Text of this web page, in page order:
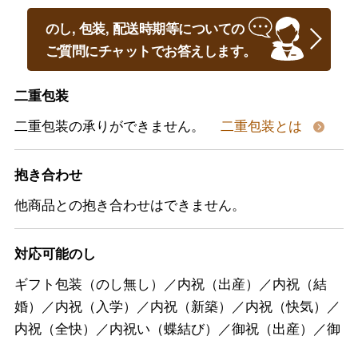
のし, 包装, 配送時期等についての
ご質問にチャットでお答えします。
二重包装
二重包装の承りができません。
二重包装とは
抱き合わせ
他商品との抱き合わせはできません。
対応可能のし
ギフト包装（のし無し）／内祝（出産）／内祝（結
婚）／内祝（入学）／内祝（新築）／内祝（快気）／
内祝（全快）／内祝い（蝶結び）／御祝（出産）／御